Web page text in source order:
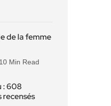
de la femme
10 Min Read
: 608
recensés